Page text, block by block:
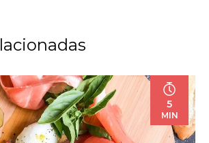
5
MIN